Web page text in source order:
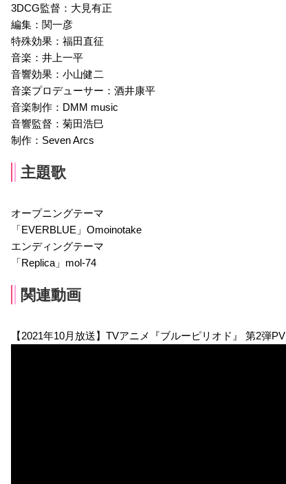
3DCG監督：大見有正
編集：関一彦
特殊効果：福田直征
音楽：井上一平
音響効果：小山健二
音楽プロデューサー：酒井康平
音楽制作：DMM music
音響監督：菊田浩巳
制作：Seven Arcs
主題歌
オープニングテーマ
「EVERBLUE」Omoinotake
エンディングテーマ
「Replica」mol-74
関連動画
【2021年10月放送】TVアニメ『ブルーピリオド』 第2弾PV